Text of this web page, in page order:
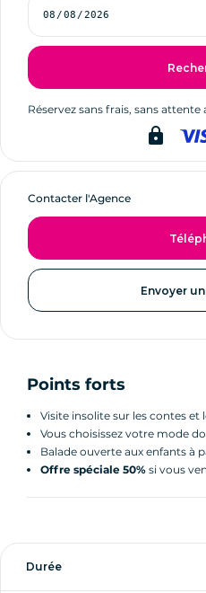
Réservez sans frais, sans attente
lock
Contacter l'Agence
Envoyer
Points forts
Visite insolite sur les contes et
Vous choisissez votre mode
Balade ouverte aux enfants à
Offre spéciale 50% si vous
Durée